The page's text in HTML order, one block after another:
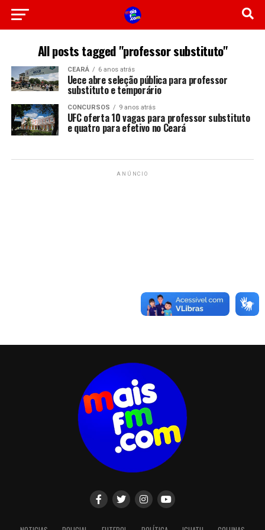
All posts tagged "professor substituto"
CEARÁ 6 anos atrás
Uece abre seleção pública para professor
substituto e temporário
CONCURSOS 9 anos atrás
UFC oferta 10 vagas para professor substituto
e quatro para efetivo no Ceará
ANÚNCIO